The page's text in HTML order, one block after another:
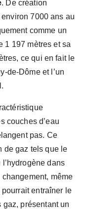
. De création
7000 ans au
comme un
1 197 mètres et sa
ce qui en fait le
de-Dôme et l’un
couches d’eau
pas. Ce
de gaz tels que le
dans
même
entraîner le
présentant un